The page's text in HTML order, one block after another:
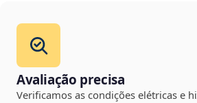
Avaliação precisa
Verificamos as condições elétricas e